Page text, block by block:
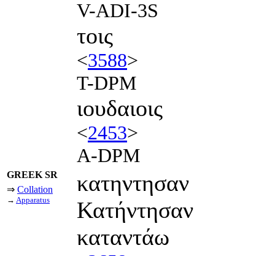
V-ADI-3S
τοις
<3588>
T-DPM
ιουδαιοις
<2453>
A-DPM
GREEK SR
⇒ Collation
→ Apparatus
κατηντησαν
Κατήντησαν
καταντάω